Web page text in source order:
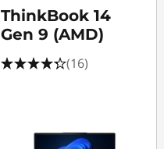
ThinkBook 14
Gen 9 (AMD)
(16)